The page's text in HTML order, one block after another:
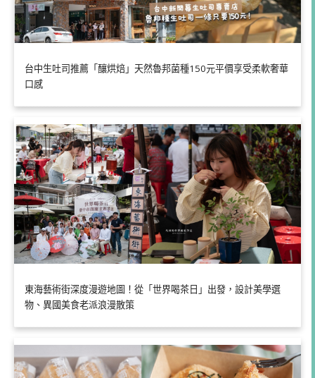
台中生吐司推薦「釀烘焙」天然魯邦菌種150元平價享受柔軟奢華
口感
東海藝術街深度漫遊地圖！從「世界喝茶日」出發，設計美學選
物、異國美食老派浪漫散策